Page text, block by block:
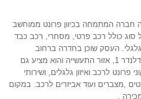
הינה חברה המתמחה בכיוון פרונט ממוחשב
מכל סוג כולל רכב פרטי, מסחרי, רכב כבד
ודו גלגלי. העסק שוכן בחדרה ברחוב
.